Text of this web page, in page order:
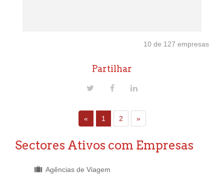
10 de 127 empresas
Partilhar
« 1 2 »
Sectores Ativos com Empresas
Agências de Viagem